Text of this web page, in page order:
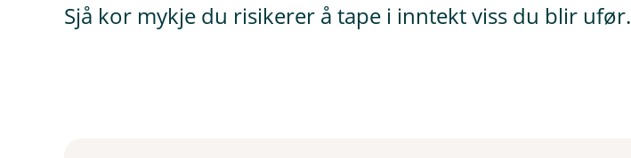
Sjå kor mykje du risikerer å tape i inntekt viss du blir ufør.